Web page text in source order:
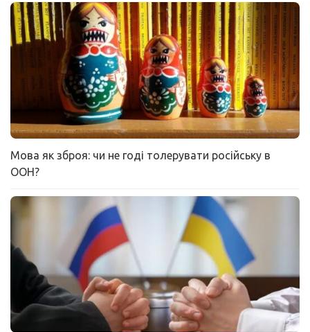
Мова як зброя: чи не годі толерувати російську в
ООН?